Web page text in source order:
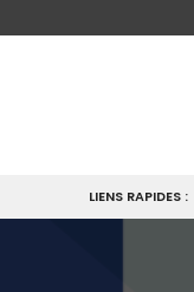
LIENS RAPIDES :